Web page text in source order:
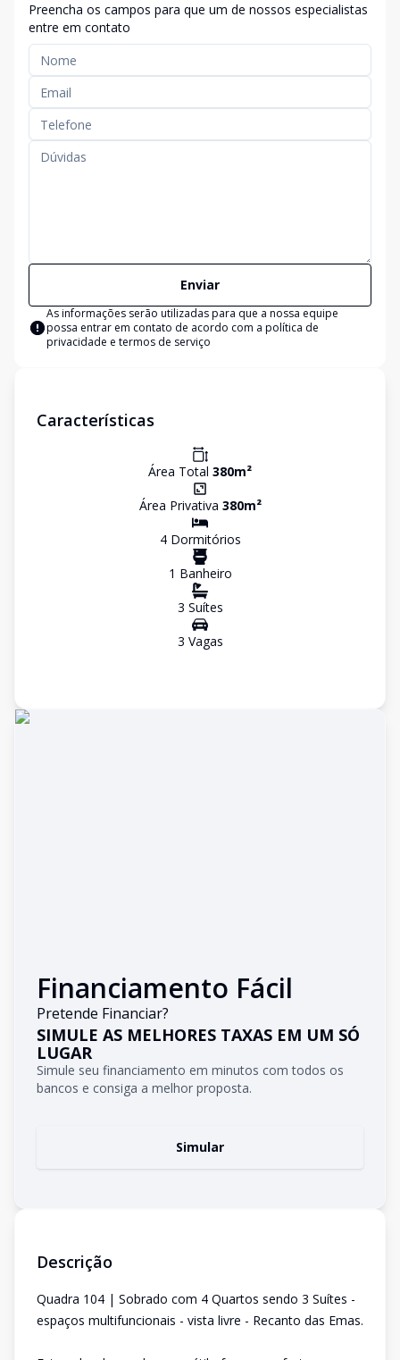
Preencha os campos para que um de nossos especialistas
entre em contato
Enviar
As informações serão utilizadas para que a nossa equipe
possa entrar em contato de acordo com a política de
privacidade e termos de serviço
Características
Área Total 380m²
Área Privativa 380m²
4Dormitórios
1 Banheiro
3 Suítes
3 Vagas
Financiamento Fácil
Pretende Financiar?
SIMULE AS MELHORES TAXAS EM UM SÓ
LUGAR
Simule seu financiamento em minutos com todos os
bancos e consiga a melhor proposta.
Simular
Descrição
Quadra 104 | Sobrado com 4 Quartos sendo 3 Suítes -
espaços multifuncionais - vista livre - Recanto das Emas.